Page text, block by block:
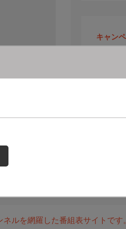
キャン
ルを網羅した番組表サイトです